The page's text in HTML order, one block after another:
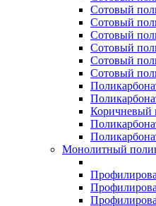
Сотовый
Сотовый
Сотовый
Сотовый
Сотовый
Сотовый
Коричневый
Монолитный